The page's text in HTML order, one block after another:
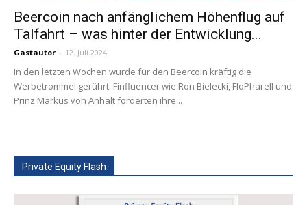
Beercoin nach anfänglichem Höhenflug auf
Talfahrt – was hinter der Entwicklung...
Gastautor - 12. Juli 2024
In den letzten Wochen wurde für den Beercoin kräftig die
Werbetrommel gerührt. Finfluencer wie Ron Bielecki, FloPharell und
Prinz Markus von Anhalt forderten ihre...
Private Equity Flash